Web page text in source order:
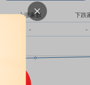
上涨家数 下跌
- -